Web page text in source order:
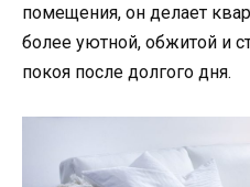
помещения, он делает
более уютной, обжитой и
покоя после долгого дня.